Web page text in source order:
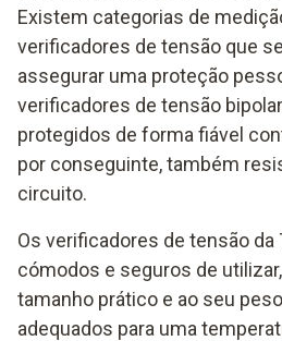
Existem categorias de
verificadores de tensão que
assegurar uma proteção
verificadores de tensão
protegidos de forma fiável
por conseguinte, também
circuito.
Os verificadores de tensão
cómodos e seguros de
tamanho prático e ao seu
adequados para uma